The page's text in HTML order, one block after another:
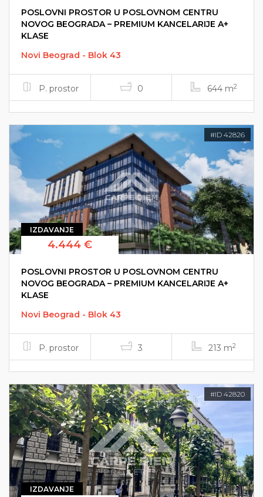
POSLOVNI PROSTOR U POSLOVNOM CENTRU
NOVOG BEOGRADA – PREMIUM KANCELARIJE A+
KLASE
Novi Beograd - Blok 43
P. prostor 0 644 m2
#ID 42826
IZDAVANJE
4.444 €
POSLOVNI PROSTOR U POSLOVNOM CENTRU
NOVOG BEOGRADA – PREMIUM KANCELARIJE A+
KLASE
Novi Beograd - Blok 43
P. prostor 3 213 m2
#ID 42820
IZDAVANJE